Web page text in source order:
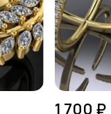
1 700 ₽